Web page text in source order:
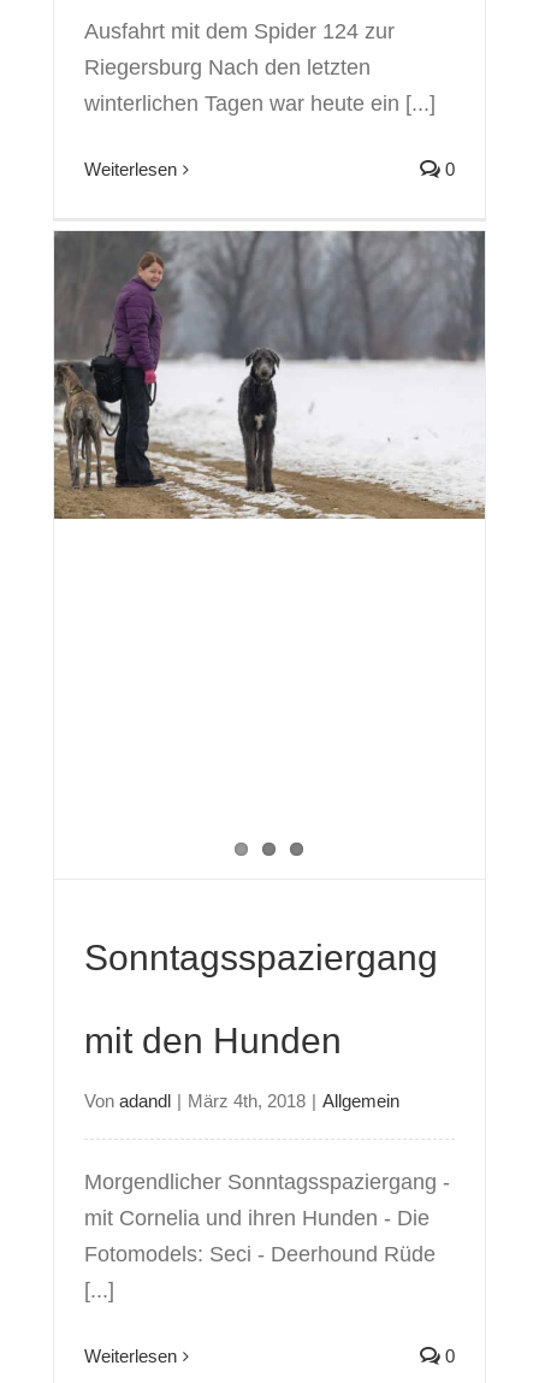
Ausfahrt mit dem Spider 124 zur
Riegersburg Nach den letzten
winterlichen Tagen war heute ein [...]
Weiterlesen 0
Sonntagsspaziergang
mit den Hunden
Von adandl | März 4th, 2018 | Allgemein
Morgendlicher Sonntagsspaziergang -
mit Cornelia und ihren Hunden - Die
Fotomodels: Seci - Deerhound Rüde
[...]
Weiterlesen 0